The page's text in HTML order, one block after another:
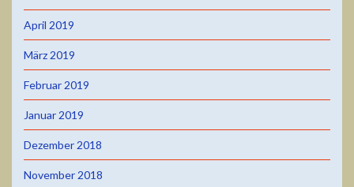
April 2019
März 2019
Februar 2019
Januar 2019
Dezember 2018
November 2018